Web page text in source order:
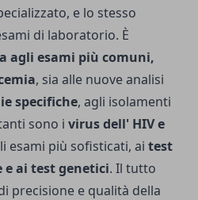
e lo stesso
di laboratorio. È
agli esami più comuni,
, sia alle nuove analisi
specifiche, agli isolamenti
sono i virus dell' HIV e
esami più sofisticati, ai test
ai test genetici. Il tutto
precisione e qualità della